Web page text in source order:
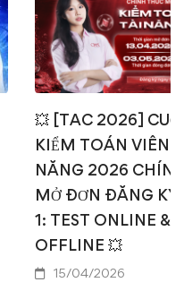
💥 [TAC 2026]
KIỂM TOÁN VIÊN
NĂNG 2026
MỞ ĐƠN ĐĂNG KÝ
1: TEST ONLINE &
OFFLINE 💥
15/04/2026